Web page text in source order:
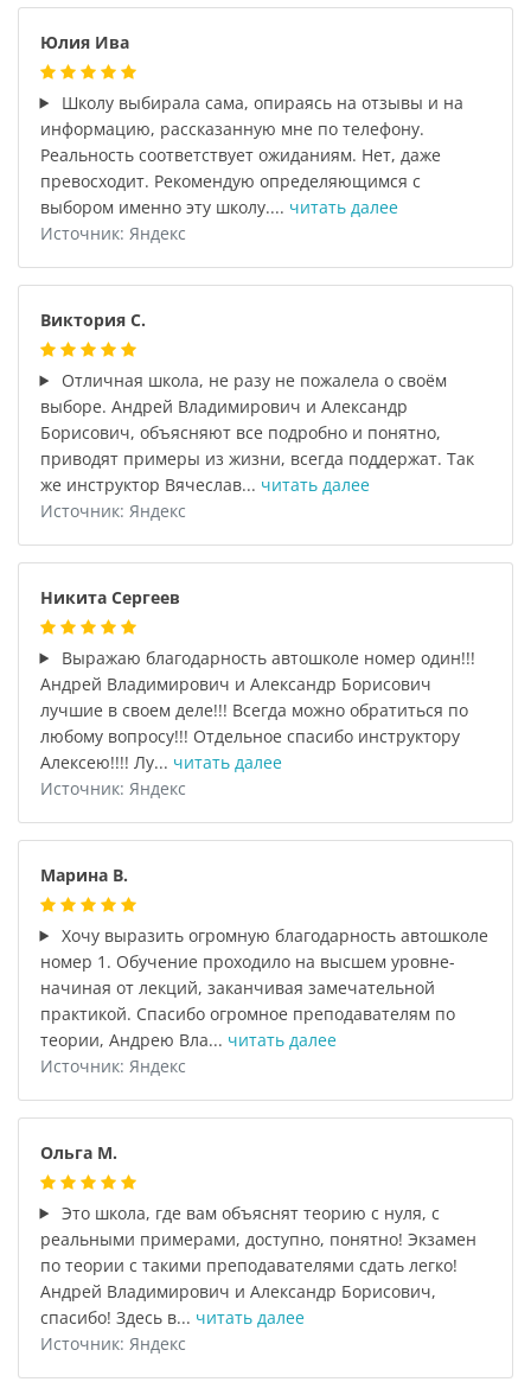
Юлия Ива
Школу выбирала сама, опираясь на отзывы и на
информацию, рассказанную мне по телефону.
Реальность соответствует ожиданиям. Нет, даже
превосходит. Рекомендую определяющимся с
выбором именно эту школу.... читать далее
Источник: Яндекс
Виктория С.
Отличная школа, не разу не пожалела о своём
выборе. Андрей Владимирович и Александр
Борисович, объясняют все подробно и понятно,
приводят примеры из жизни, всегда поддержат. Так
же инструктор Вячеслав... читать далее
Источник: Яндекс
Никита Сергеев
Выражаю благодарность автошколе номер один!!!
Андрей Владимирович и Александр Борисович
лучшие в своем деле!!! Всегда можно обратиться по
любому вопросу!!! Отдельное спасибо инструктору
Алексею!!!! Лу... читать далее
Источник: Яндекс
Марина В.
Хочу выразить огромную благодарность автошколе
номер 1. Обучение проходило на высшем уровне-
начиная от лекций, заканчивая замечательной
практикой. Спасибо огромное преподавателям по
теории, Андрею Вла... читать далее
Источник: Яндекс
Ольга М.
Это школа, где вам объяснят теорию с нуля, с
реальными примерами, доступно, понятно! Экзамен
по теории с такими преподавателями сдать легко!
Андрей Владимирович и Александр Борисович,
спасибо! Здесь в... читать далее
Источник: Яндекс